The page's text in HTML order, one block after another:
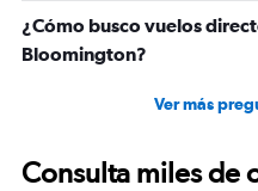
¿Cómo busco vuelos
Bloomington?
Ver más
Consulta miles de